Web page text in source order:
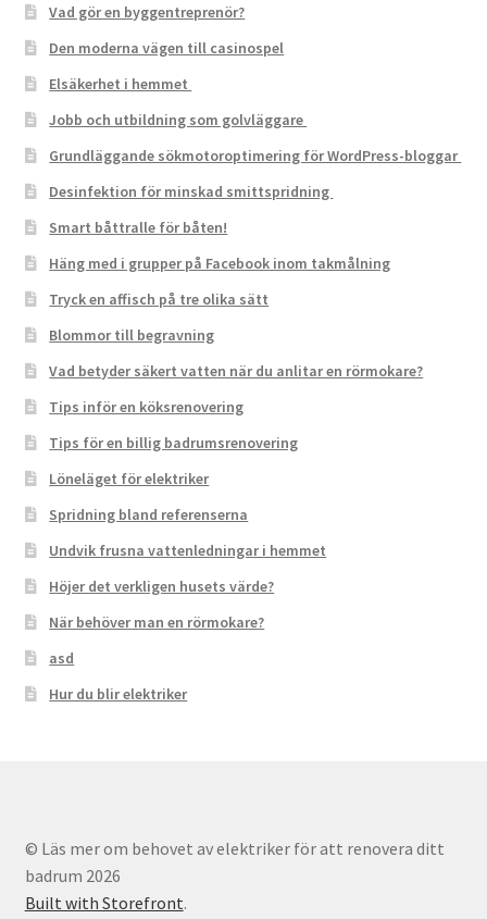
Vad gör en byggentreprenör?
Den moderna vägen till casinospel
Elsäkerhet i hemmet
Jobb och utbildning som golvläggare
Grundläggande sökmotoroptimering för WordPress-bloggar
Desinfektion för minskad smittspridning
Smart båttralle för båten!
Häng med i grupper på Facebook inom takmålning
Tryck en affisch på tre olika sätt
Blommor till begravning
Vad betyder säkert vatten när du anlitar en rörmokare?
Tips inför en köksrenovering
Tips för en billig badrumsrenovering
Löneläget för elektriker
Spridning bland referenserna
Undvik frusna vattenledningar i hemmet
Höjer det verkligen husets värde?
När behöver man en rörmokare?
asd
Hur du blir elektriker
© Läs mer om behovet av elektriker för att renovera ditt
badrum 2026
Built with Storefront.